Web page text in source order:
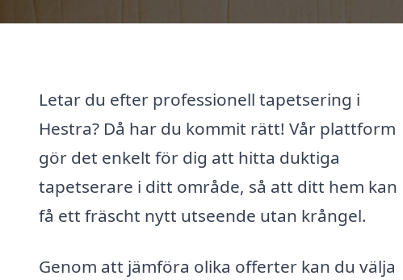
Letar du efter professionell tapetsering i
Hestra? Då har du kommit rätt! Vår plattform
gör det enkelt för dig att hitta duktiga
tapetserare i ditt område, så att ditt hem kan
få ett fräscht nytt utseende utan krångel.
Genom att jämföra olika offerter kan du välja